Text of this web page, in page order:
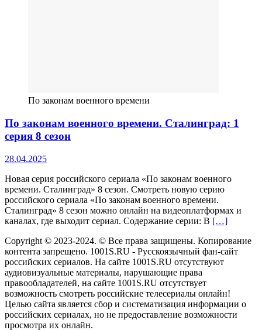
По законам военного времени
По законам военного времени. Сталинград: 1
серия 8 сезон
28.04.2025
Новая серия российского сериала «По законам военного
времени. Сталинград» 8 сезон. Смотреть новую серию
российского сериала «По законам военного времени.
Сталинград» 8 сезон можно онлайн на видеоплатформах и
каналах, где выходит сериал. Содержание серии: В […]
Copyright © 2023-2024. © Все права защищены. Копирование
контента запрещено. 1001S.RU - Русскоязычный фан-сайт
российских сериалов. На сайте 1001S.RU отсутствуют
аудиовизуальные материалы, нарушающие права
правообладателей, на сайте 1001S.RU отсутствует
возможность смотреть российские телесериалы онлайн!
Целью сайта является сбор и систематизация информации о
российских сериалах, но не предоставление возможности
просмотра их онлайн.